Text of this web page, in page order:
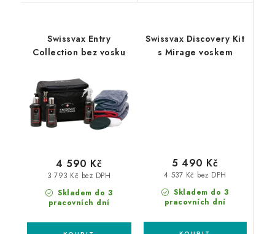
Swissvax Entry
Collection bez vosku
Skladem do 3
pracovních dní
3 793 Kč bez DPH
4 590 Kč
Swissvax Discovery Kit
s Mirage voskem
Skladem do 3
pracovních dní
4 537 Kč bez DPH
5 490 Kč